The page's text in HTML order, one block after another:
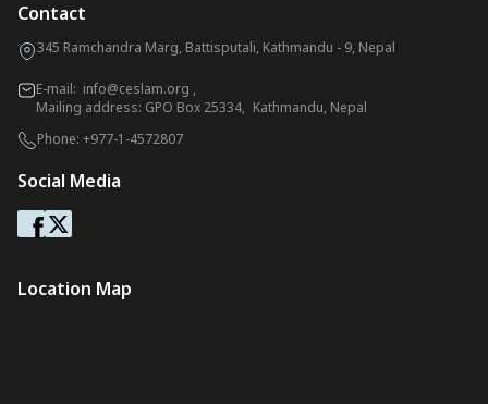
Contact
345 Ramchandra Marg, Battisputali, Kathmandu - 9, Nepal
E-mail: info@ceslam.org ,
Mailing address: GPO Box 25334, Kathmandu, Nepal
Phone: +977-1-4572807
Social Media
Location Map